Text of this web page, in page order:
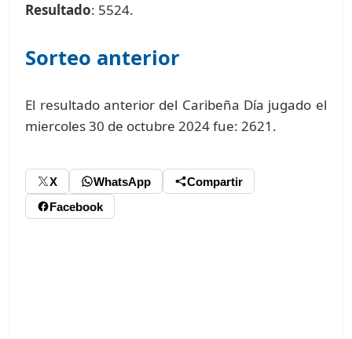
Resultado: 5524.
Sorteo anterior
El resultado anterior del Caribeña Día jugado el
miercoles 30 de octubre 2024 fue: 2621.
X WhatsApp
Compartir
Facebook